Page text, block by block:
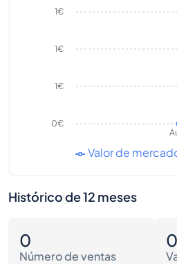
0€
1€
1€
1€
Valor de
Histórico de 12 meses
0
Número de ventas